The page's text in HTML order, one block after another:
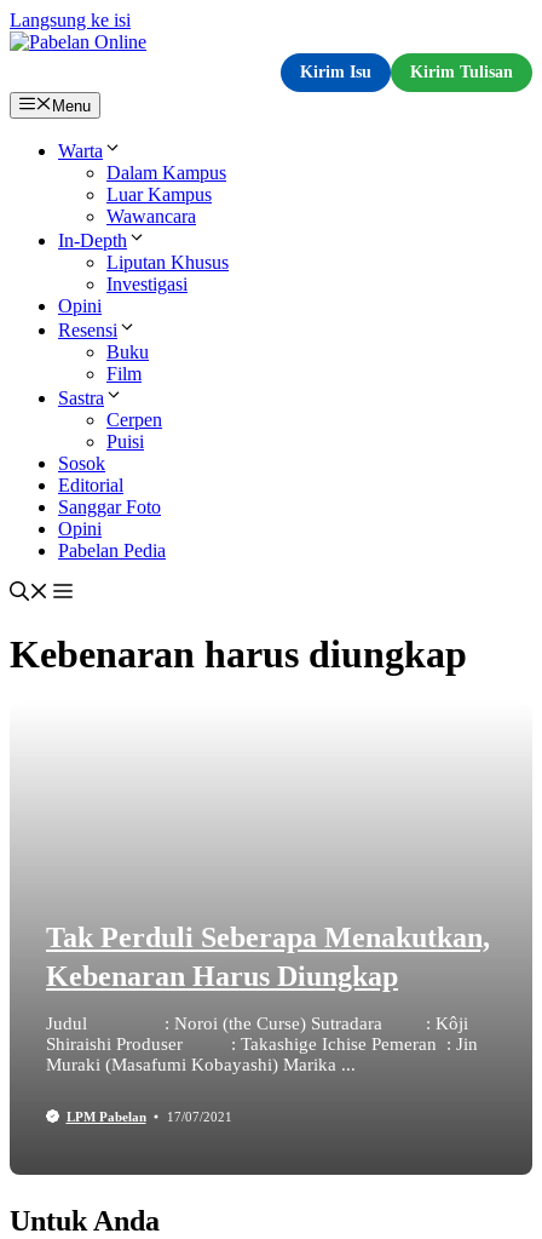
Langsung ke isi
Kirim Isu
Kirim Tulisan
Menu
Warta
Dalam Kampus
Luar Kampus
Wawancara
In-Depth
Liputan Khusus
Investigasi
Opini
Resensi
Buku
Film
Sastra
Cerpen
Puisi
Sosok
Editorial
Sanggar Foto
Opini
Pabelan Pedia
Kebenaran harus diungkap
Tak Perduli Seberapa Menakutkan,
Kebenaran Harus Diungkap
Judul : Noroi (the Curse) Sutradara : Kôji
Shiraishi Produser : Takashige Ichise Pemeran : Jin
Muraki (Masafumi Kobayashi) Marika ...
LPM Pabelan 17/07/2021
Untuk Anda